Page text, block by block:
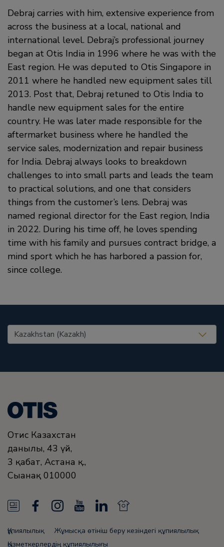
Debraj carries with him, extensive experience from
across the business at a local, national and
international level. Debraj’s professional journey
began at Otis India in 1996 where he was with the
East region. He was deputed to Otis Singapore in
2011 where he handled new equipment sales till
2013. Post that, Debraj retuned to Otis India to
handle new equipment sales for the entire
country. He was later made responsible for the
aftermarket business where he handled the
service sales, modernization and repair business
for India. Debraj always looks to breakdown
challenges to into small parts and leads the team
to practical solutions, and one that considers
things from the customer’s lens. Debraj was
named regional director for the East region, India
in 2022. During his time off, he loves spending
time with his family and pursues contract bridge, a
mind sport which he has harbored a passion for,
since college.
United States (EN)
Отис Казахстан
данғылы, 43 үй,
3 қабат, Астана қ.,
Сығанақ 010000
N
e
w
c
I
s
u
L
n
N
Құпиялылық
Жұмысқа өтініш беру кезіндегі құпиялылық
Қызметкерлердің құпиялылығы